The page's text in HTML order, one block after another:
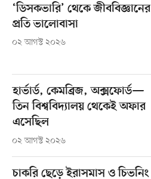
‘ডিসকভারি’ থেকে জীববিজ্ঞানের
প্রতি ভালোবাসা
০২ আগস্ট ২০২৬
হার্ভার্ড, কেমব্রিজ, অক্সফোর্ড—
তিন বিশ্ববিদ্যালয় থেকেই অফার
এসেছিল
০২ আগস্ট ২০২৬
চাকরি ছেড়ে ইরাসমাস ও চিভনিং